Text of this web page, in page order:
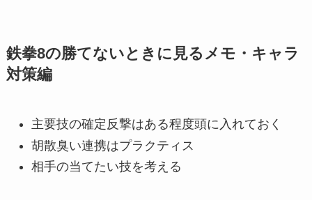
鉄拳8の勝てないときに見るメモ・キャラ
対策編
主要技の確定反撃はある程度頭に入れておく
胡散臭い連携はプラクティス
相手の当てたい技を考える